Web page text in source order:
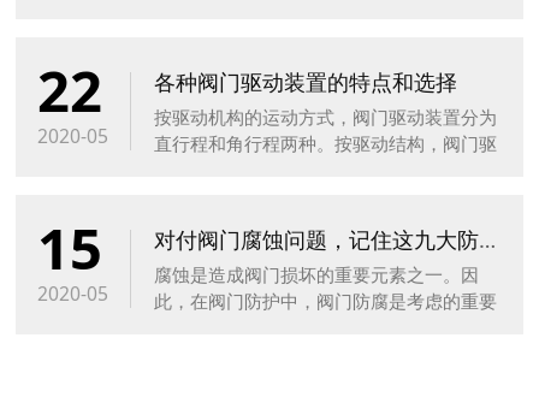
材料的？有什么特点？
22
2020-05
各种阀门驱动装置的特点和选择
按驱动机构的运动方式，阀门驱动装置分为
直行程和角行程两种。按驱动结构，阀门驱
15
2020-05
对付阀门腐蚀问题，记住这九大防腐小妙招！
腐蚀是造成阀门损坏的重要元素之一。因
此，在阀门防护中，阀门防腐是考虑的重要